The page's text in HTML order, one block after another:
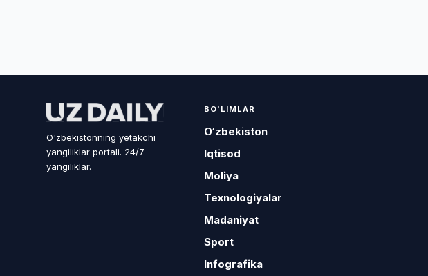
O'zbekistonning yetakchi
yangiliklar portali. 24/7
yangiliklar.
BO'LIMLAR
O‘zbekiston
Iqtisod
Moliya
Texnologiyalar
Madaniyat
Sport
Infografika